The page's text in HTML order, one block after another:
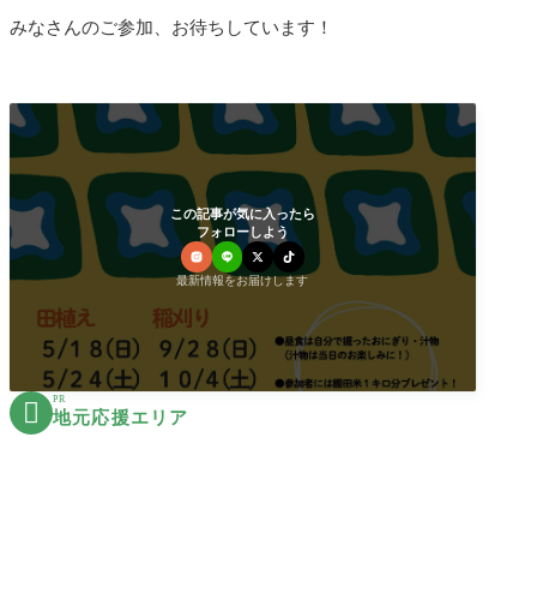
みなさんのご参加、お待ちしています！
この記事が気に入ったら
フォローしよう
最新情報をお届けします
 PR
地元応援エリア